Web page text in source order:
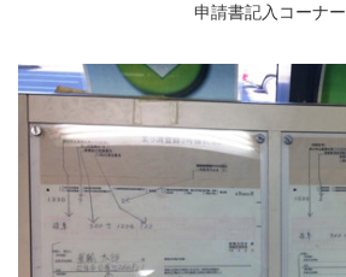
申請書記入コーナー